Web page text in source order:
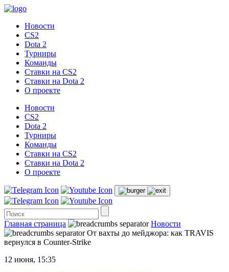
Новости
CS2
Dota 2
Турниры
Команды
Ставки на CS2
Ставки на Dota 2
О проекте
Новости
CS2
Dota 2
Турниры
Команды
Ставки на CS2
Ставки на Dota 2
О проекте
Главная страница
Новости
От вахты до мейджора: как TRAVIS
вернулся в Counter-Strike
12 июня, 15:35